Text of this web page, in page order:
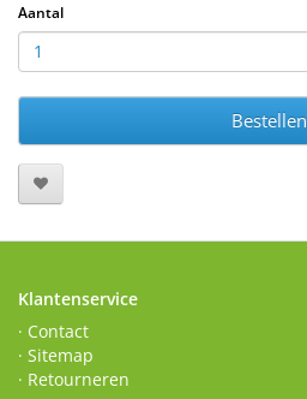
Aantal
Bestellen
Klantenservice
· Contact
· Sitemap
· Retourneren